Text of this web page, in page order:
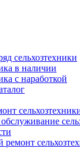
сельхозтехники
в наличии
с наработкой